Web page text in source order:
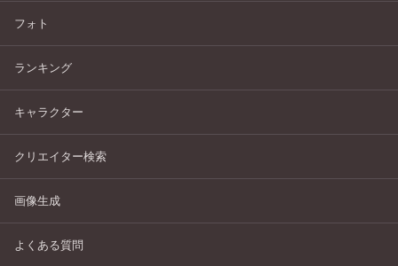
フォト
ランキング
キャラクター
クリエイター検索
画像生成
よくある質問